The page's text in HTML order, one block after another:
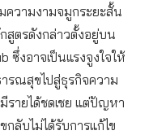
ความงามจมูกระยะสั้น
สูตรดังกล่าวตั้งอยู่บน
ซึ่งอาจเป็นแรงจูงใจให้
รณสุขไปสู่ธุรกิจความ
ายได้ชดเชย แต่ปัญหา
กลับไม่ได้รับการแก้ไข